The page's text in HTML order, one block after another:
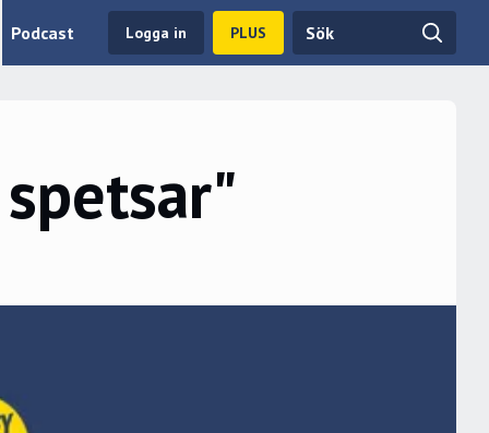
Podcast Logga in PLUS